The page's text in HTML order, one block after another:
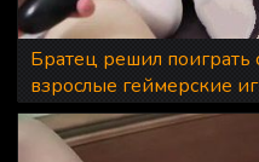
Братец решил поиграть
взрослые геймерские